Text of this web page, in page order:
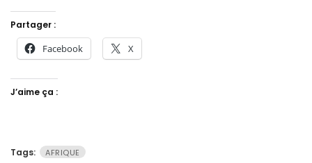
Partager :
Facebook X
J’aime ça :
Tags: AFRIQUE